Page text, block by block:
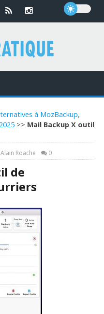
à MozBackup,
>> Mail Backup X outil
Alain Roache 0
de